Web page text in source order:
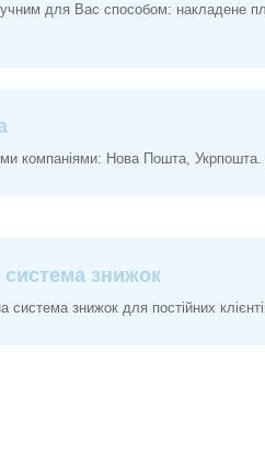
для Вас способом: накладене
компаніями: Нова Пошта,
знижок
система знижок для постійних